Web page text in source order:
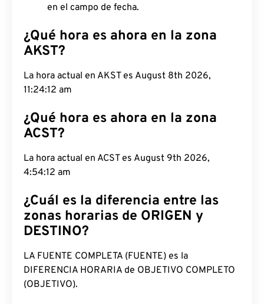
en el campo de fecha.
¿Qué hora es ahora en la zona
AKST?
La hora actual en AKST es August 8th 2026,
11:24:13 am
¿Qué hora es ahora en la zona
ACST?
La hora actual en ACST es August 9th 2026,
4:54:13 am
¿Cuál es la diferencia entre las
zonas horarias de ORIGEN y
DESTINO?
LA FUENTE COMPLETA (FUENTE) es la
DIFERENCIA HORARIA de OBJETIVO COMPLETO
(OBJETIVO).